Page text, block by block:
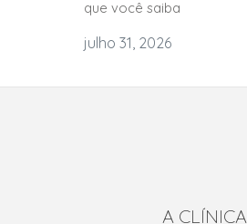
que você saiba
julho 31, 2026
A CLÍNICA